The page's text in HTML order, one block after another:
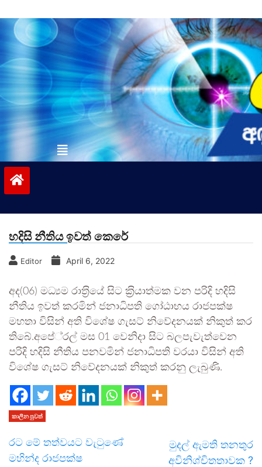
to
contentvinivida.lk
හදිසි නීතිය ඉවත් කෙරේ
Editor April 6, 2022
අද(06) මධ්‍යම රාත‍්‍රියේ සිට ක‍්‍රියාත්මක වන පරිදි හදිසි
නීතිය ඉවත් කරමින් ජනාධිපති ගෝඨාභය රාජපක්ෂ
මහතා විසින් අති විශේෂ ගැසට් නිවේදනයක් නිකුත් කර
තිබේ.අපේ‍්‍රල් මස 01 වෙනිදා සිට බලපැවැත්වෙන
පරිදි හදිසි නීතිය පනවමින් ජනාධිපති වරයා විසින් අති
විශේෂ ගැසට් නිවේදනයක් නිකුත් කරනු ලැබුණි.
කාලීන පුවත්
රට මේ තත්වයට වැටුණේ
මහින්ද රාජපක්ෂ
මුදල් ඇමති තනතුර
අවිනිශ්චිතතාවක ?